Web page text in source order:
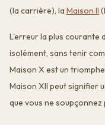
(la carrière), la Maison II
L'erreur la plus courante
isolément, sans tenir
Maison X est un
Maison XII peut signifier
que vous ne soupçonnez